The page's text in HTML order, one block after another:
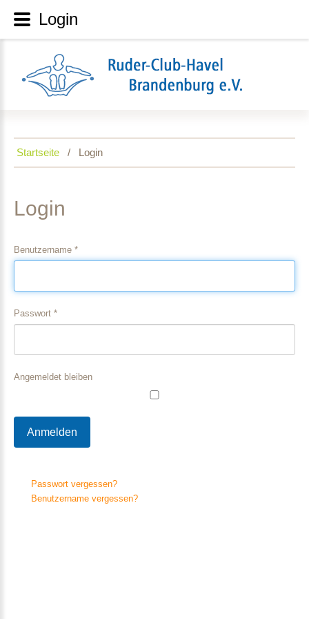
Startseite Login
Login
Benutzername *
Passwort *
Angemeldet bleiben
Anmelden
Passwort vergessen?
Benutzername vergessen?
Login